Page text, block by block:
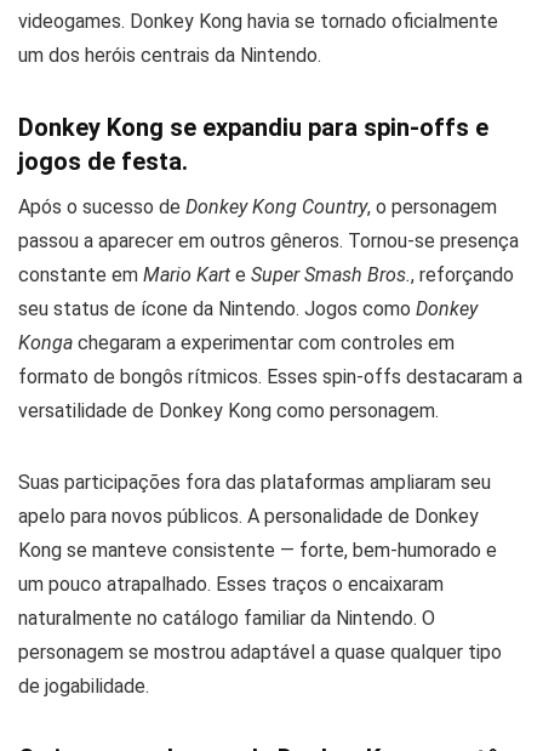
videogames. Donkey Kong havia se tornado oficialmente
um dos heróis centrais da Nintendo.
Donkey Kong se expandiu para spin-offs e
jogos de festa.
Após o sucesso de Donkey Kong Country, o personagem
passou a aparecer em outros gêneros. Tornou-se presença
constante em Mario Kart e Super Smash Bros., reforçando
seu status de ícone da Nintendo. Jogos como Donkey
Konga chegaram a experimentar com controles em
formato de bongôs rítmicos. Esses spin-offs destacaram a
versatilidade de Donkey Kong como personagem.
Suas participações fora das plataformas ampliaram seu
apelo para novos públicos. A personalidade de Donkey
Kong se manteve consistente — forte, bem-humorado e
um pouco atrapalhado. Esses traços o encaixaram
naturalmente no catálogo familiar da Nintendo. O
personagem se mostrou adaptável a quase qualquer tipo
de jogabilidade.